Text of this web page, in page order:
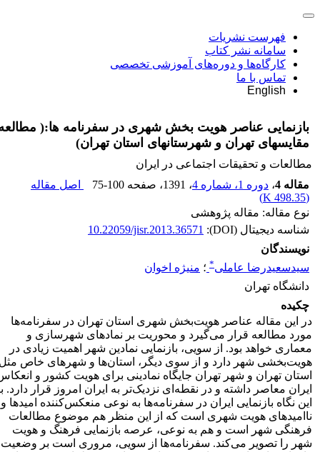
فهرست نشریات
سامانه نشر کتاب
کارگاه‌ها و دوره‌های آموزشی تخصصی
تماس با ما
English
بازنمایی عناصر هویت بخش شهری در سفرنامه ها:(
مقایسه‏ای تهران و شهرستانهای استان تهران)
مطالعات و تحقیقات اجتماعی در ایران
مقاله 4
، دوره 1، شماره 4 ، 1391 ، صفحه 75-100
اصل مقاله
(
498.35 K
)
نوع مقاله: مقاله پژوهشی
شناسه دیجیتال (DOI):
10.22059/jisr.2013.36571
نویسندگان
سیدسعیدرضا عاملی* ؛ منیژه اخوان
دانشگاه تهران
چکیده
در این مقاله عناصر هویت‌بخش شهری استان تهران در سفرنامه‌ها
مورد مطالعه قرار می‌گیرد و محوریت بر نمادهای شهرسازی و
معماری خواهد بود. از سویی، بازنمایی نمادین شهر اهمیت زیادی در
هویت‌بخشی شهر دارد و از سوی دیگر، استان‌ها و شهرهای خاص
استان تهران و شهر تهران جایگاه نمادینی برای هویت کشور و
ایران معاصر داشته و در نقطه‌ای نزدیک‌تر به ایران امروز قرار دارد.
این نگاه بازنمایی ایران در سفرنامه‌ها به نوعی منعکس‌کننده امیدها و
ناامیدهای هویت شهری است که از این منظر هم موضوع مطالعات
فرهنگی شهر است و هم به نوعی، عرصه بازنمایی فرهنگ و هویت
شهر را تصویر می‌کند. سفرنامه‌ها از سویی، مروری است بر وضعیت